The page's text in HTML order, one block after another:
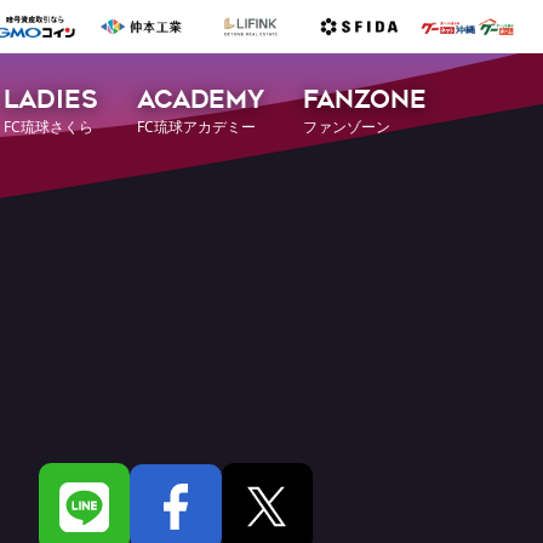
LADIES
FC琉球さくら
ACADEMY
FC琉球アカデミー
FANZONE
ファンゾーン